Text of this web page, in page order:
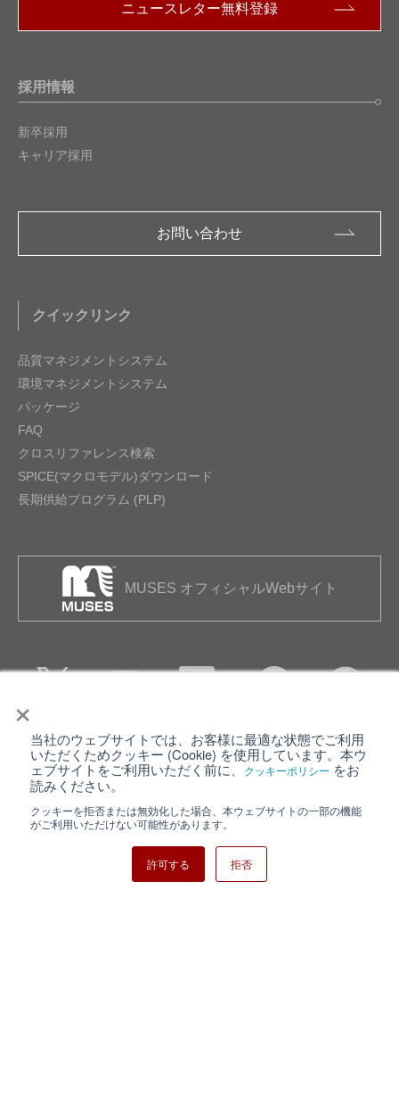
×
当社のウェブサイトでは、お客様に最適な状態でご利用
いただくためクッキー (Cookie) を使用しています。本ウ
ェブサイトをご利用いただく前に、
クッキーポリシー をお
読みください。
クッキーを拒否または無効化した場合、本ウェブサイトの一部の機能
がご利用いただけない可能性があります。
許可する 拒否
ニュースレター無料登録
採用情報
新卒採用
キャリア採用
お問い合わせ
クイックリンク
品質マネジメントシステム
環境マネジメントシステム
パッケージ
FAQ
クロスリファレンス検索
SPICE(マクロモデル)ダウンロード
長期供給プログラム (PLP)
MUSES オフィシャルWebサイト
個人情報保護について ウェブサイト利用規約
クッキーポリシー
日清紡ホールディングス
Copyright ⓒ Nisshinbo Micro Devices Inc. All Rights Reserved.